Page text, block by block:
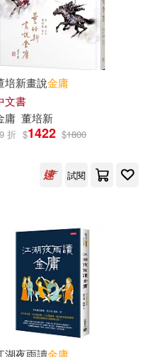
陳墨著(2)
樑(2)
BY
巨思(2)
培新畫說金庸
文書
庸 董培新
折 $1422 $1800
試閱
湖夜雨讀金庸